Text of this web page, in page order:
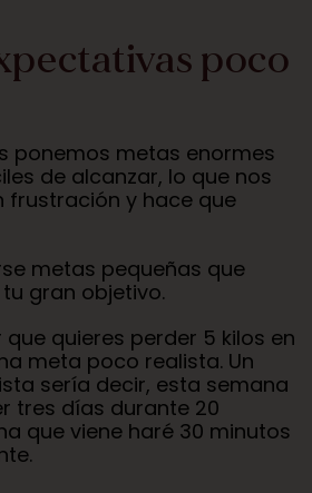
poco
ponemos metas enormes
de alcanzar, lo que nos
frustración y hace que
metas pequeñas que
gran objetivo.
que quieres perder 5 kilos en
meta poco realista. Un
sería decir, esta semana
tres días durante 20
que viene haré 30 minutos